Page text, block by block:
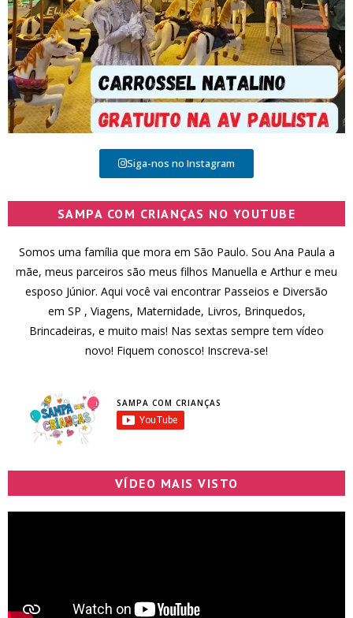
Siga-nos no Instagram
SAMPA COM CRIANÇAS NO YOUTUBE
Somos uma família que mora em São Paulo. Sou Ana Paula a
mãe, meus parceiros são meus filhos Manuella e Arthur e meu
esposo Júnior. Aqui você vai encontrar Passeios e Diversão
em SP , Viagens, Maternidade, Livros, Brinquedos,
Brincadeiras, e muito mais! Nas sextas sempre tem vídeo
novo! Fiquem conosco! Inscreva-se!
SAMPA COM CRIANÇAS
VÍDEO MAIS VISTO